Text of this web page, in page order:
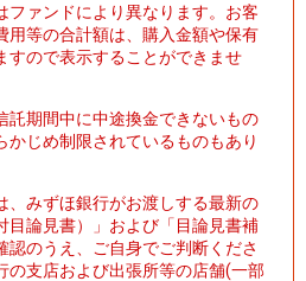
ファンドにより異なります。お客
用等の合計額は、購入金額や保有
すので表示することができませ
託期間中に中途換金できないもの
かじめ制限されているものもあり
、みずほ銀行がお渡しする最新の
目論見書）」および「目論見書補
認のうえ、ご自身でご判断くださ
の支店および出張所等の店舗(一部